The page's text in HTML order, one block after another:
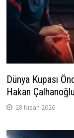
Dünya Kupası
Hakan
28 Nisan 2026